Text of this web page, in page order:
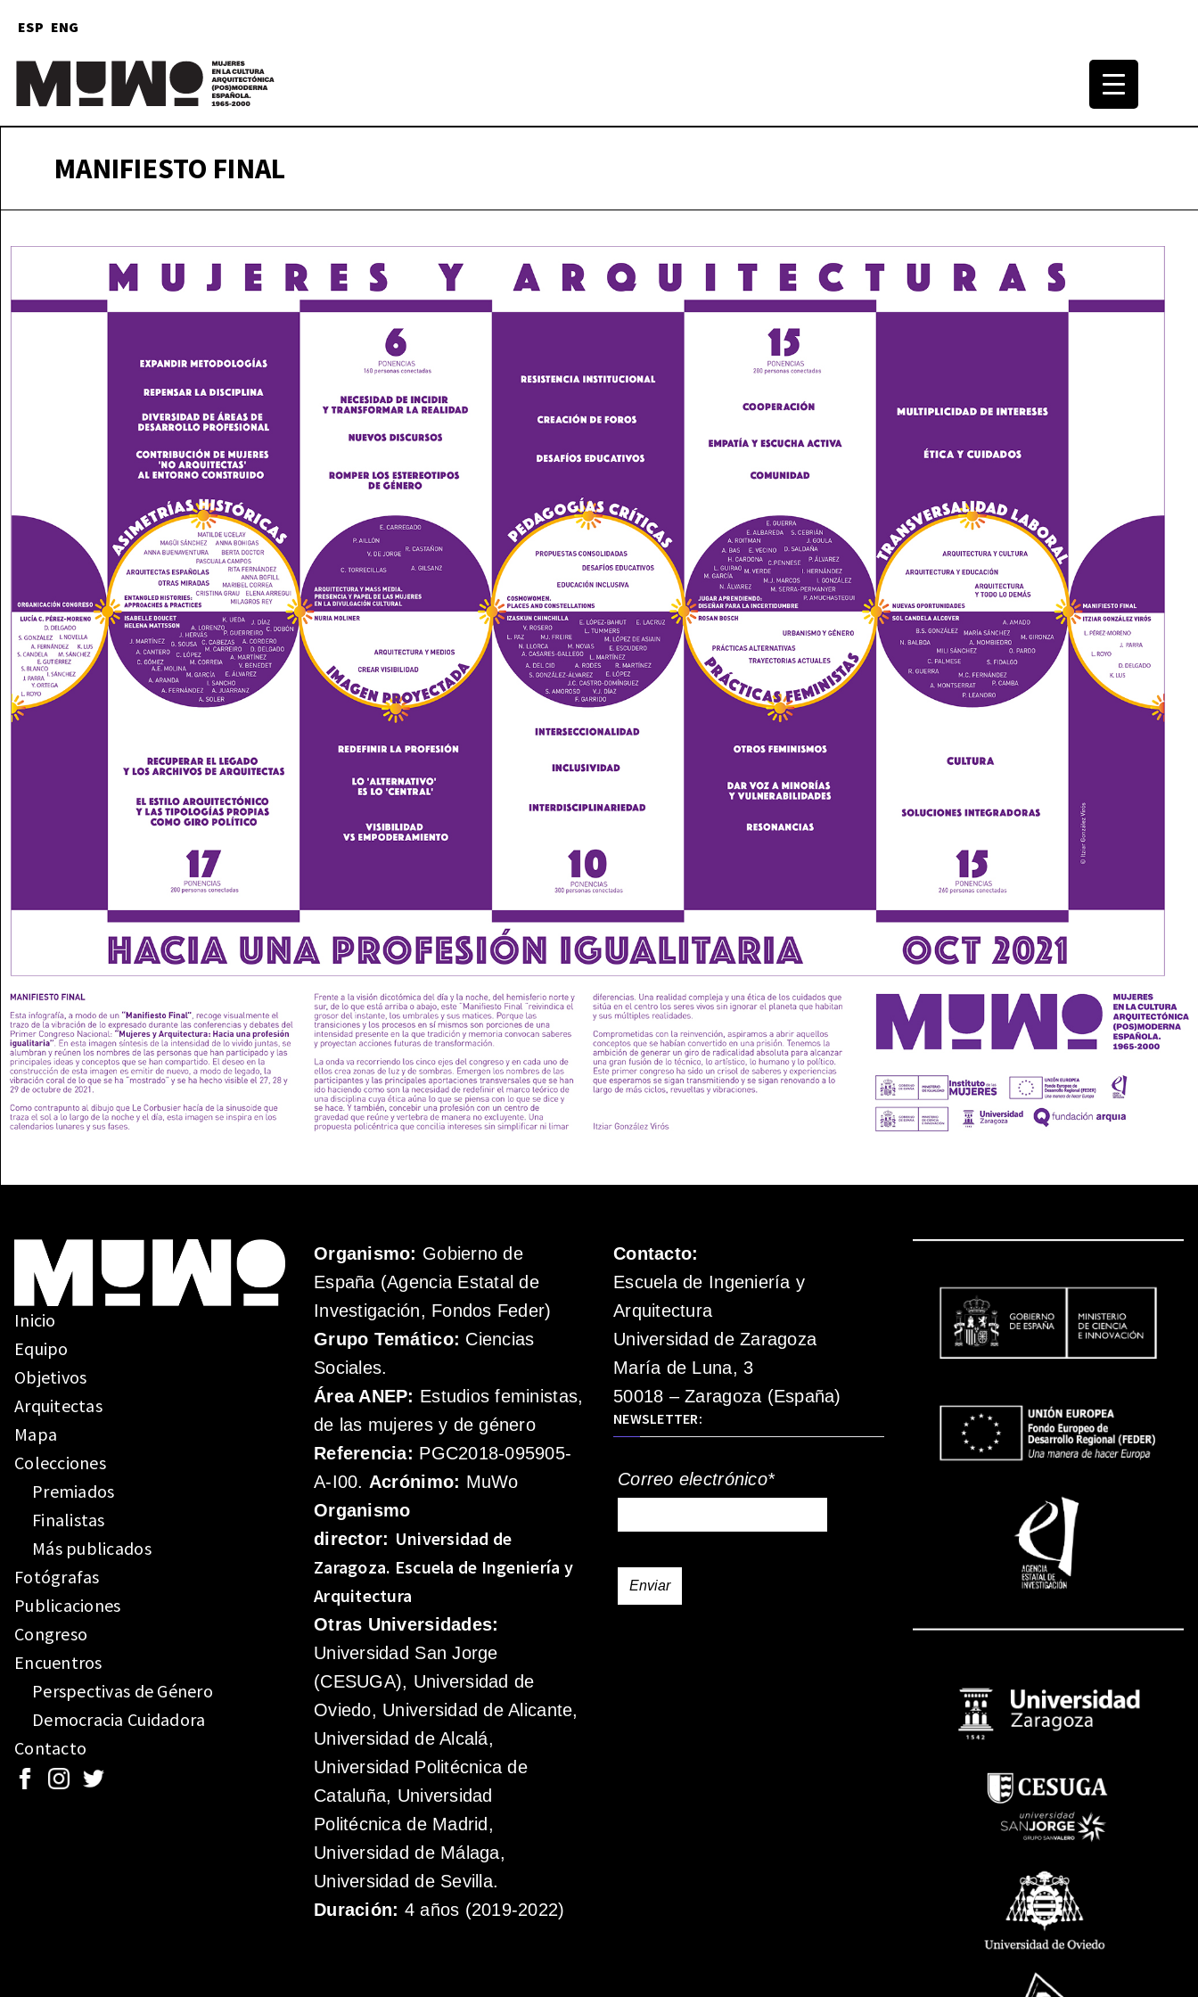
ESP ENG
MuWo – Mujeres en la Cultura Arquitectónica
MANIFIESTO FINAL
Inicio
Equipo
Objetivos
Arquitectas
Mapa
Colecciones
Premiados
Finalistas
Más publicados
Fotógrafas
Publicaciones
Congreso
Encuentros
Perspectivas de Género
Democracia Cuidadora
Contacto
Organismo: Gobierno de
España (Agencia Estatal de
Investigación, Fondos Feder)
Grupo Temático: Ciencias
Sociales.
Área ANEP: Estudios feministas,
de las mujeres y de género
Referencia: PGC2018-095905-
A-I00. Acrónimo: MuWo
Organismo
director: Universidad de
Zaragoza. Escuela de Ingeniería y
Arquitectura
Otras Universidades:
Universidad San Jorge
(CESUGA), Universidad de
Oviedo, Universidad de Alicante,
Universidad de Alcalá,
Universidad Politécnica de
Cataluña, Universidad
Politécnica de Madrid,
Universidad de Málaga,
Universidad de Sevilla.
Duración: 4 años (2019-2022)
Contacto:
Escuela de Ingeniería y
Arquitectura
Universidad de Zaragoza
María de Luna, 3
50018 – Zaragoza (España)
NEWSLETTER:
Correo electrónico*